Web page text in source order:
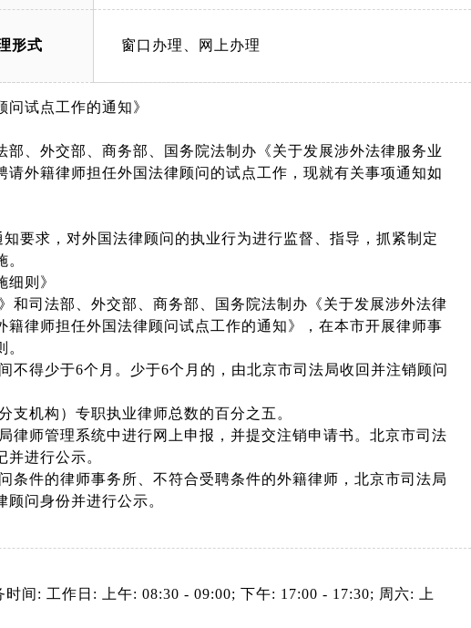
形式 窗口办理、网上办理
试点工作的通知》
、外交部、商务部、国务院法制办《关于发展涉外法律服务业
外籍律师担任外国法律顾问的试点工作，现就有关事项通知如
要求，对外国法律顾问的执业行为进行监督、指导，抓紧制定
则》
和司法部、外交部、商务部、国务院法制办《关于发展涉外法律
律师担任外国法律顾问试点工作的通知》，在本市开展律师事
得少于6个月。少于6个月的，由北京市司法局收回并注销顾问
机构）专职执业律师总数的百分之五。
律师管理系统中进行网上申报，并提交注销申请书。北京市司法
进行公示。
件的律师事务所、不符合受聘条件的外籍律师，北京市司法局
问身份并进行公示。
间: 工作日: 上午: 08:30 - 09:00; 下午: 17:00 - 17:30; 周六: 上